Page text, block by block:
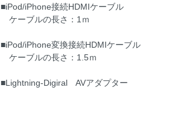
■iPod/iPhone接続HDMIケーブル
ケーブルの長さ：1ｍ
■iPod/iPhone変換接続HDMIケーブル
ケーブルの長さ：1.5ｍ
■Lightning-Digiral AVアダプター